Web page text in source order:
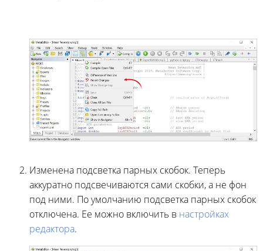
Изменена подсветка парных скобок. Теперь
аккуратно подсвечиваются сами скобки, а не фон
под ними. По умолчанию подсветка парных скобок
отключена. Ее можно включить в настройках
редактора.